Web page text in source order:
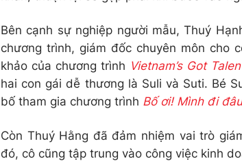
Bên cạnh sự nghiệp người mẫu, Thuý
chương trình, giám đốc chuyên môn cho
khảo của chương trình Vietnam’s Got
hai con gái dễ thương là Suli và Suti. Bé
bố tham gia chương trình Bố ơi! Mình đi
Còn Thuý Hằng đã đảm nhiệm vai trò
đó, cô cũng tập trung vào công việc kinh